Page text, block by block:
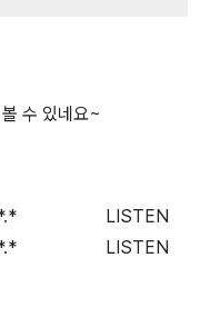
수 있네요~
*.* LISTEN
*.* LISTEN